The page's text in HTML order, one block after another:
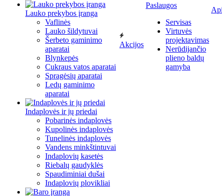
Lauko prekybos įranga
Vaflinės
Lauko šildytuvai
Šerbeto gaminimo
aparatai
Blynkepės
Cukraus vatos aparatai
Spragėsių aparatai
Ledų gaminimo
aparatai
Indaplovės ir jų priedai
Pobarinės indaplovės
Kupolinės indaplovės
Tunelinės indaplovės
Vandens minkštintuvai
Indaplovių kasetės
Riebalų gaudyklės
Spaudiminiai dušai
Indaplovių plovikliai
Akcijos
Paslaugos
Servisas
Virtuvės
projektavimas
Nerūdijančio
plieno baldų
gamyba